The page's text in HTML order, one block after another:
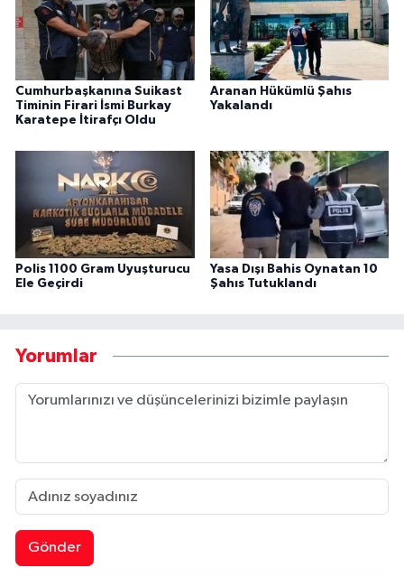
Cumhurbaşkanına Suikast
Timinin Firari İsmi Burkay
Karatepe İtirafçı Oldu
Aranan Hükümlü Şahıs
Yakalandı
Polis 1100 Gram Uyuşturucu
Ele Geçirdi
Yasa Dışı Bahis Oynatan 10
Şahıs Tutuklandı
Yorumlar
Gönder